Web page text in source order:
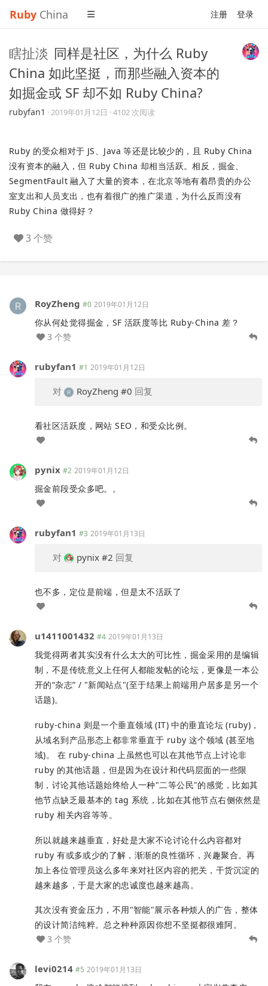
Ruby China 注册 登录
瞎扯淡 同样是社区，为什么 Ruby
China 如此坚挺，而那些融入资本的
如掘金或 SF 却不如 Ruby China?
rubyfan1 ·2019年01月12日 · 4102 次阅读
Ruby 的受众相对于 JS、Java 等还是比较少的，且 Ruby China
没有资本的融入，但 Ruby China 却相当活跃。相反，掘金、
SegmentFault 融入了大量的资本，在北京等地有着昂贵的办公
室支出和人员支出，也有着很广的推广渠道，为什么反而没有
Ruby China 做得好？
3 个赞
RoyZheng #0 2019年01月12日
你从何处觉得掘金，SF 活跃度等比 Ruby-China 差？
3 个赞
rubyfan1 #1 2019年01月12日
对 RoyZheng #0 回复
看社区活跃度，网站 SEO，和受众比例。
pynix #2 2019年01月12日
掘金前段受众多吧。。
rubyfan1 #3 2019年01月13日
对 pynix #2 回复
也不多，定位是前端，但是太不活跃了
u1411001432 #4 2019年01月13日
我觉得两者其实没有什么太大的可比性，掘金采用的是编辑
制，不是传统意义上任何人都能发帖的论坛，更像是一本公
开的“杂志” / "新闻站点"(至于结果上前端用户居多是另一个
话题)。
ruby-china 则是一个垂直领域 (IT) 中的垂直论坛 (ruby)，
从域名到产品形态上都非常垂直于 ruby 这个领域 (甚至地
域)。 在 ruby-china 上虽然也可以在其他节点上讨论非
ruby 的其他话题，但是因为在设计和代码层面的一些限
制，讨论其他话题始终给人一种"二等公民"的感觉，比如其
他节点缺乏最基本的 tag 系统，比如在其他节点右侧依然是
ruby 相关内容等等。
所以就越来越垂直，好处是大家不论讨论什么内容都对
ruby 有或多或少的了解，渐渐的良性循环，兴趣聚合。再
加上各位管理员这么多年来对社区内容的把关，干货沉淀的
越来越多，于是大家的忠诚度也越来越高。
其次没有资金压力，不用"智能"展示各种烦人的广告，整体
的设计简洁纯粹。总之种种原因你想不坚挺都很难阿。
3 个赞
levi0214 #5 2019年01月13日